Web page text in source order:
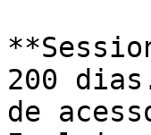
200
de